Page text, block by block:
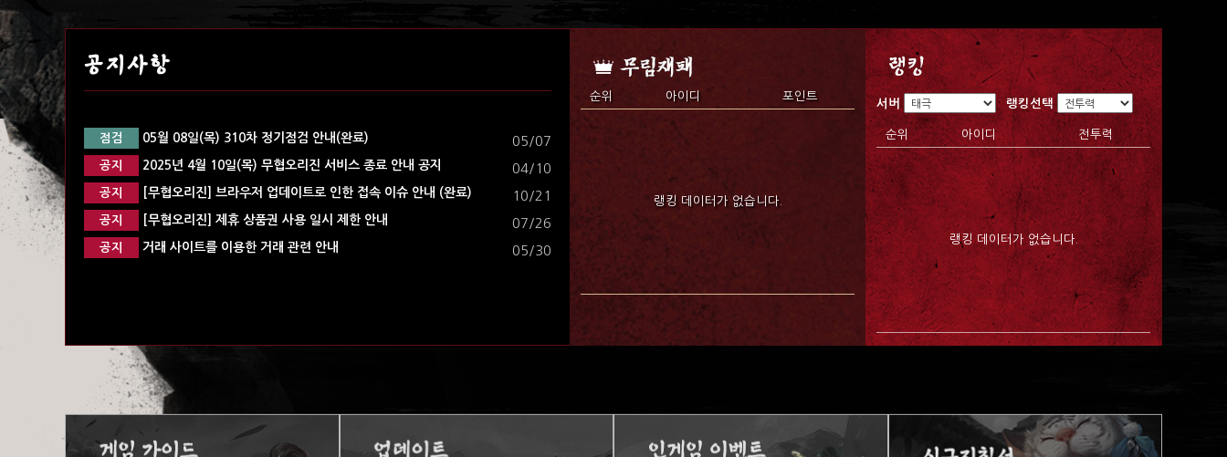
공지사항
점검 05월 08일(목) 310차 정기점검 안내(완료) 05/07
공지 2025년 4월 10일(목) 무협오리진 서비스 종료 안내 공지 04/10
공지 [무협오리진] 브라우저 업데이트로 인한 접속 이슈 안내 (완료) 10/21
공지 [무협오리진] 제휴 상품권 사용 일시 제한 안내 07/26
공지 거래 사이트를 이용한 거래 관련 안내 05/30
순위 아이디 포인트
랭킹 데이터가 없습니다.
서버 랭킹선택
순위 아이디 전투력
랭킹 데이터가 없습니다.